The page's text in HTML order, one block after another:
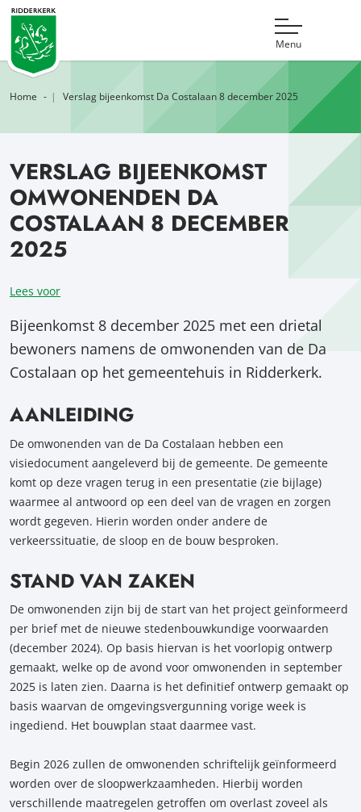
Menu
Home Verslag bijeenkomst Da Costalaan 8 december 2025
VERSLAG BIJEENKOMST
OMWONENDEN DA
COSTALAAN 8 DECEMBER
2025
Lees voor
Bijeenkomst 8 december 2025 met een drietal
bewoners namens de omwonenden van de Da
Costalaan op het gemeentehuis in Ridderkerk.
AANLEIDING
De omwonenden van de Da Costalaan hebben een
visiedocument aangeleverd bij de gemeente. De gemeente
komt op deze vragen terug in een presentatie (zie bijlage)
waarmee al antwoord op een deel van de vragen en zorgen
wordt gegeven. Hierin worden onder andere de
verkeerssituatie, de sloop en de bouw besproken.
STAND VAN ZAKEN
De omwonenden zijn bij de start van het project geïnformeerd
per brief met de nieuwe stedenbouwkundige voorwaarden
(december 2024). Op basis hiervan is het voorlopig ontwerp
gemaakt, welke op de avond voor omwonenden in september
2025 is laten zien. Daarna is het definitief ontwerp gemaakt op
basis waarvan de omgevingsvergunning vorige week is
ingediend. Het bouwplan staat daarmee vast.
Begin 2026 zullen de omwonenden schriftelijk geïnformeerd
worden over de sloopwerkzaamheden. Hierbij worden
verschillende maatregelen getroffen om overlast zoveel als